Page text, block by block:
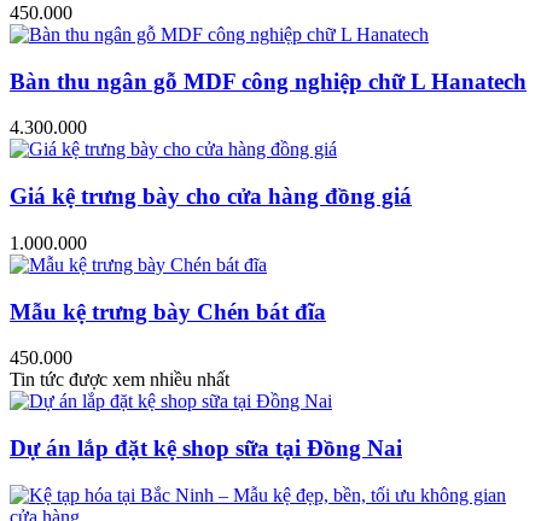
450.000
Bàn thu ngân gỗ MDF công nghiệp chữ L Hanatech
4.300.000
Giá kệ trưng bày cho cửa hàng đồng giá
1.000.000
Mẫu kệ trưng bày Chén bát đĩa
450.000
Tin tức được xem nhiều nhất
Dự án lắp đặt kệ shop sữa tại Đồng Nai